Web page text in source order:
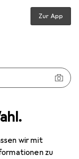
wir mit
zu
Zur App
Sensor, 3 Wire 7.5m